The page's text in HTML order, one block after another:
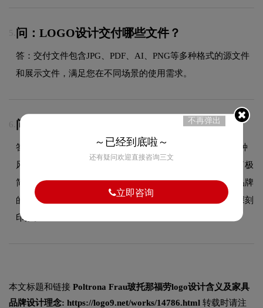
5. 问：LOGO设计交付哪些文件？
答：交付文件包含JPG、PDF、AI、PNG等多种格式的源文件
和展示文件，满足您在不同场景的使用需求。
6. 问：Poltrona的品牌logo属于什么设计风格？
答：Poltrona品牌logo整体呈现出极简现代的设计风格。这种
风格在品牌领域具有较好的适用性，设计师在标志中融合了极
简现代的核心手法，既符合行业的一般审美特征，又突出品牌
的独特个性，能够在众多竞品中脱颖而出，给消费者留下深刻
印象。
本文标题和链接 Poltrona Frau玻托那福劳logo设计含义及家具
品牌设计理念: https://logo9.net/works/14786.html 转载时请注
不再弹出
～已经到底啦～
还有疑问欢迎直接咨询三文
立即咨询